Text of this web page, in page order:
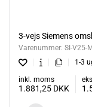
3-vejs Siemens
Varenummer: SI-V25-
1-3
inkl. moms
1.881,25 DKK